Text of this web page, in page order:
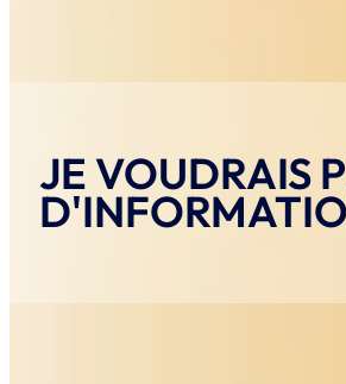
JE VOUDRAIS